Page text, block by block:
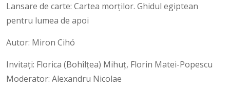
Lansare de carte: Cartea morților. Ghidul egiptean
pentru lumea de apoi
Autor: Miron Cihó
Invitați: Florica (Bohîlțea) Mihuț, Florin Matei-Popescu
Moderator: Alexandru Nicolae